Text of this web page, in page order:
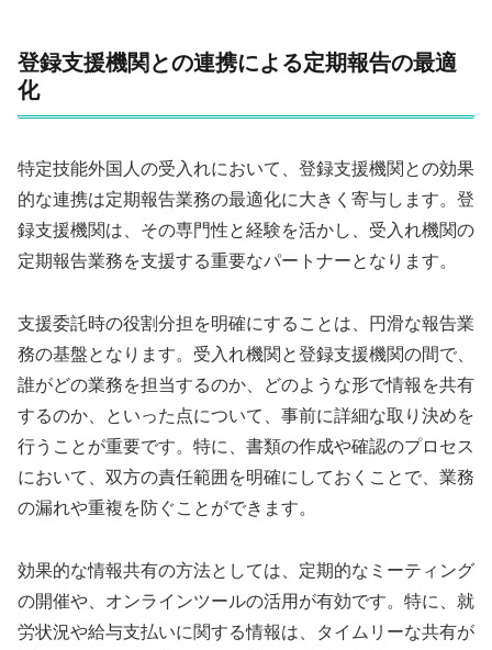
登録支援機関との連携による定期報告の最適
化
特定技能外国人の受入れにおいて、登録支援機関との効果
的な連携は定期報告業務の最適化に大きく寄与します。登
録支援機関は、その専門性と経験を活かし、受入れ機関の
定期報告業務を支援する重要なパートナーとなります。
支援委託時の役割分担を明確にすることは、円滑な報告業
務の基盤となります。受入れ機関と登録支援機関の間で、
誰がどの業務を担当するのか、どのような形で情報を共有
するのか、といった点について、事前に詳細な取り決めを
行うことが重要です。特に、書類の作成や確認のプロセス
において、双方の責任範囲を明確にしておくことで、業務
の漏れや重複を防ぐことができます。
効果的な情報共有の方法としては、定期的なミーティング
の開催や、オンラインツールの活用が有効です。特に、就
労状況や給与支払いに関する情報は、タイムリーな共有が